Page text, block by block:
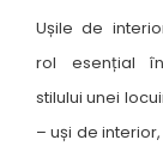
Ușile de
rol esențial
stilului unei
– uși de